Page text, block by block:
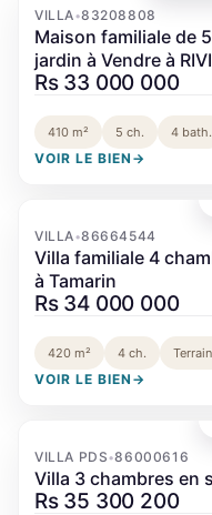
VILLA•83208808
Maison familiale de
jardin à Vendre à
Rs 33 000 000
410 m² 5 ch. 4 bath.
VOIR LE BIEN →
VILLA•86664544
Villa familiale 4
à Tamarin
Rs 34 000 000
420 m² 4 ch.
VOIR LE BIEN →
VILLA PDS•86000616
Villa 3 chambres en
Rs 35 300 200